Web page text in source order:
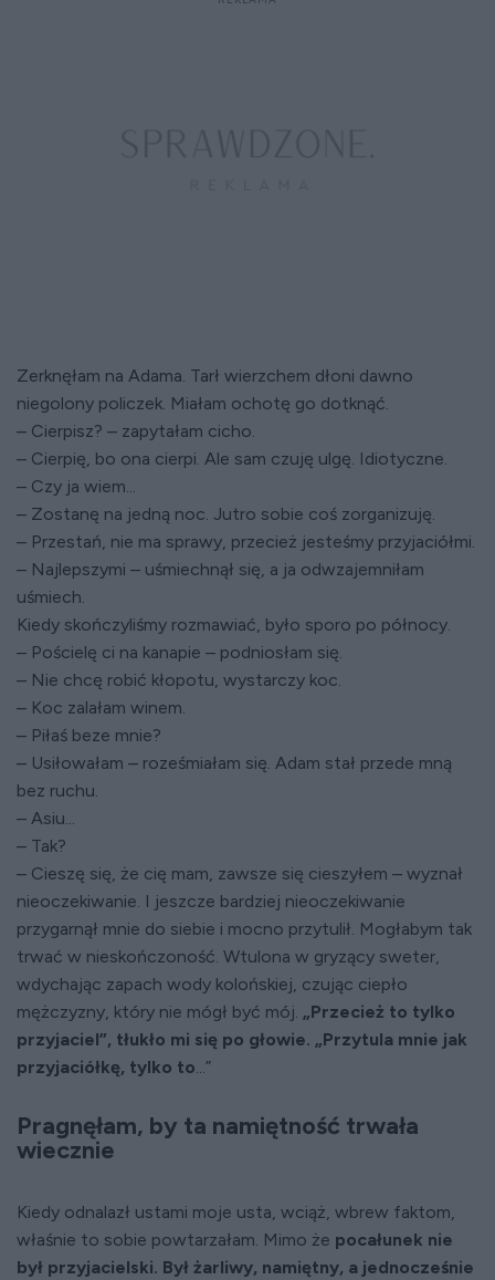
Zerknęłam na Adama. Tarł wierzchem dłoni dawno
niegolony policzek. Miałam ochotę go dotknąć.
– Cierpisz? – zapytałam cicho.
– Cierpię, bo ona cierpi. Ale sam czuję ulgę. Idiotyczne.
– Czy ja wiem...
– Zostanę na jedną noc. Jutro sobie coś zorganizuję.
– Przestań, nie ma sprawy, przecież jesteśmy przyjaciółmi.
– Najlepszymi – uśmiechnął się, a ja odwzajemniłam
uśmiech.
Kiedy skończyliśmy rozmawiać, było sporo po północy.
– Pościelę ci na kanapie – podniosłam się.
– Nie chcę robić kłopotu, wystarczy koc.
– Koc zalałam winem.
– Piłaś beze mnie?
– Usiłowałam – roześmiałam się. Adam stał przede mną
bez ruchu.
– Asiu...
– Tak?
– Cieszę się, że cię mam, zawsze się cieszyłem – wyznał
nieoczekiwanie. I jeszcze bardziej nieoczekiwanie
przygarnął mnie do siebie i mocno przytulił. Mogłabym tak
trwać w nieskończoność. Wtulona w gryzący sweter,
wdychając zapach wody kolońskiej, czując ciepło
mężczyzny, który nie mógł być mój. „Przecież to tylko
przyjaciel”, tłukło mi się po głowie. „Przytula mnie jak
przyjaciółkę, tylko to...”
Pragnęłam, by ta namiętność trwała
wiecznie
Kiedy odnalazł ustami moje usta, wciąż, wbrew faktom,
właśnie to sobie powtarzałam. Mimo że pocałunek nie
był przyjacielski. Był żarliwy, namiętny, a jednocześnie